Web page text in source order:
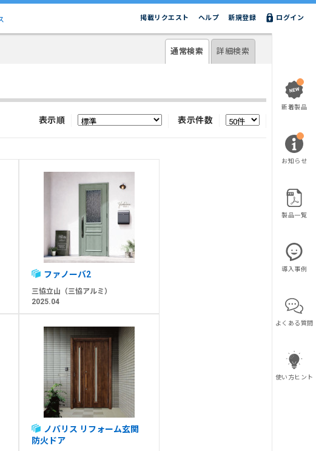
ログイン
新規登録
ヘルプ
掲載リクエスト
通常検索 詳細検索
表示順 表示件数
ファノーバ2
三協立山（三協アルミ）
2025.04
ノバリス リフォーム玄関
防火ドア
新着製品
お知らせ
製品一覧
導入事例
よくある質問
使い方ヒント